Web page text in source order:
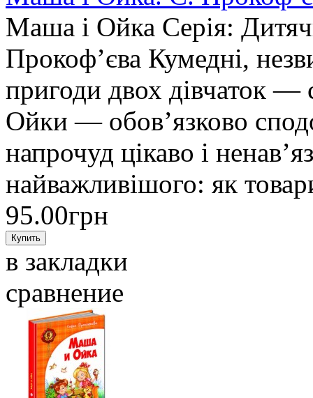
Маша і Ойка Серія:
Прокоф’єва Кумедні,
пригоди двох дівчаток —
Ойки — обов’язково
напрочуд цікаво і
найважливішого: як
95.00грн
в закладки
сравнение